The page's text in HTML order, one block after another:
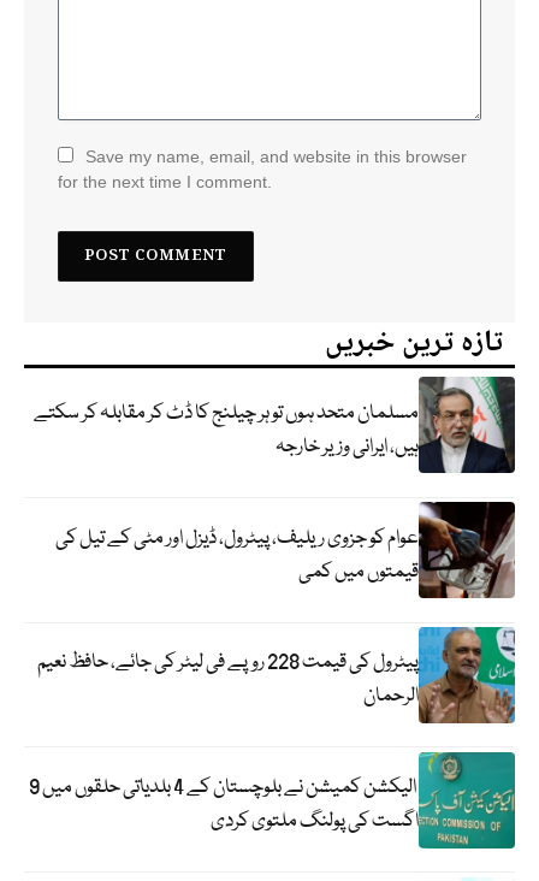
Save my name, email, and website in this browser
for the next time I comment.
تازہ ترین خبریں
مسلمان متحد ہوں تو ہر چیلنج کا ڈٹ کر مقابلہ کر سکتے
ہیں، ایرانی وزیر خارجہ
عوام کو جزوی ریلیف، پیٹرول، ڈیزل اور مٹی کے تیل کی
قیمتوں میں کمی
پیٹرول کی قیمت 228 روپے فی لیٹر کی جائے، حافظ نعیم
الرحمان
الیکشن کمیشن نے بلوچستان کے 4 بلدیاتی حلقوں میں 9
اگست کی پولنگ ملتوی کردی